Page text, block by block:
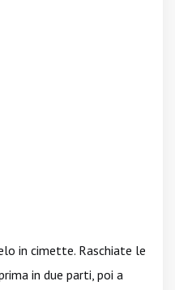
in cimette. Raschiate le
in due parti, poi a